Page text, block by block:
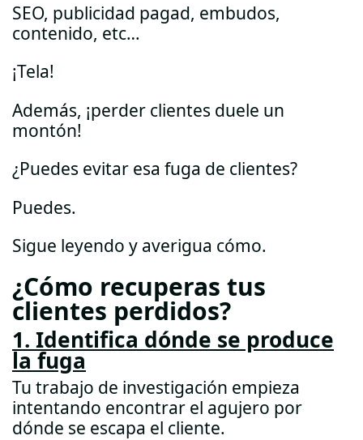
SEO, publicidad pagad, embudos,
contenido, etc…
¡Tela!
Además, ¡perder clientes duele un
montón!
¿Puedes evitar esa fuga de clientes?
Puedes.
Sigue leyendo y averigua cómo.
¿Cómo recuperas tus
clientes perdidos?
1. Identifica dónde se produce
la fuga
Tu trabajo de investigación empieza
intentando encontrar el agujero por
dónde se escapa el cliente.